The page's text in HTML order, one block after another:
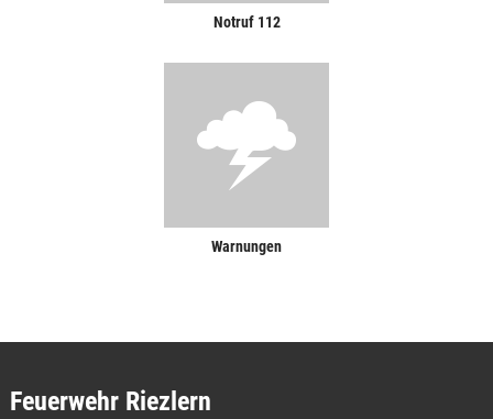
Notruf 112
Warnungen
Feuerwehr Riezlern